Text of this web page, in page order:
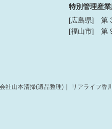
特別管理産
[広島県] 第
[福山市] 第
社山本清掃(遺品整理) リアライフ香川